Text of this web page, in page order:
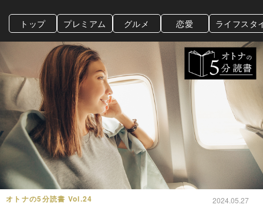
トップ プレミアム グルメ 恋愛 ライフスタ
オトナの5分読書 Vol.24 2024.05.27